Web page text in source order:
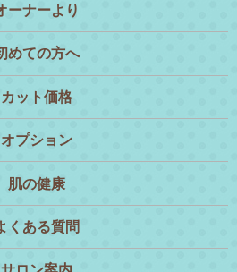
ーナーより
めての方へ
カット価格
オプション
肌の健康
くある質問